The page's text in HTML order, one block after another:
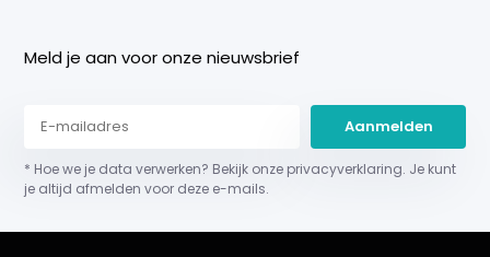
Meld je aan voor onze nieuwsbrief
Aanmelden
* Hoe we je data verwerken? Bekijk onze privacyverklaring. Je kunt
je altijd afmelden voor deze e-mails.